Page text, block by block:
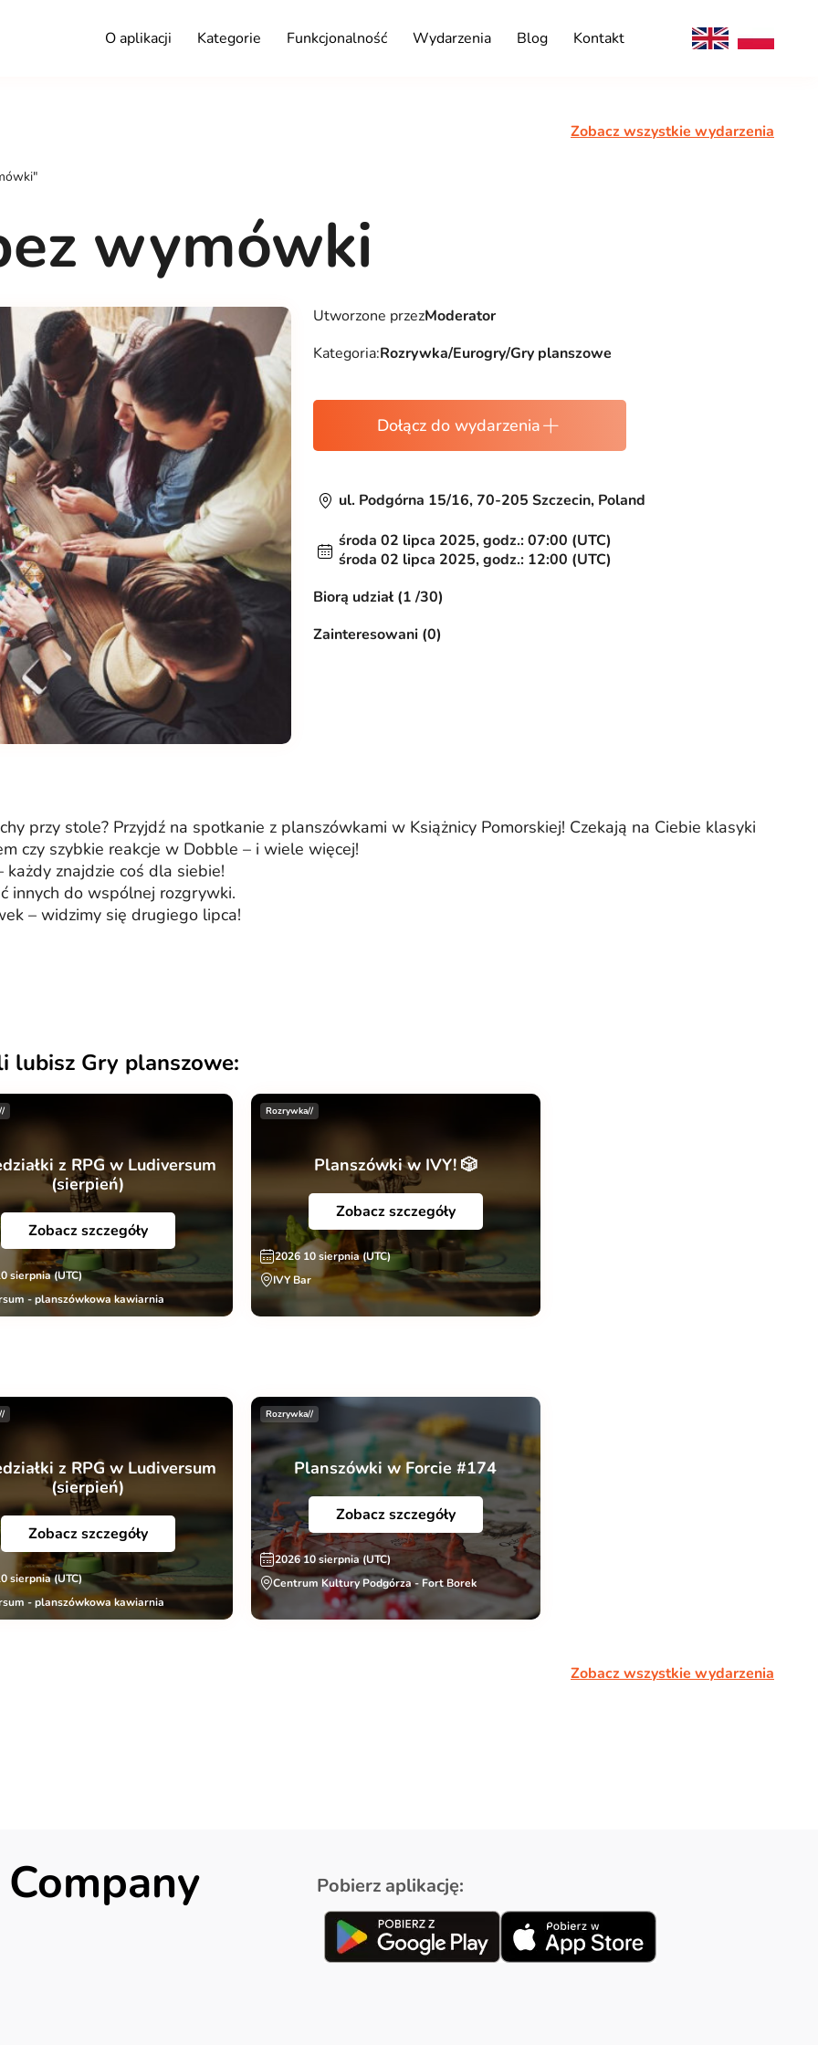
O aplikacji Kategorie Funkcjonalność Wydarzenia Blog Kontakt
Zobacz wszystkie wydarzenia
wymówki
Utworzone przezModerator
Kategoria:Rozrywka/Eurogry/Gry planszowe
Dołącz do wydarzenia
ul. Podgórna 15/16, 70-205 Szczecin, Poland
środa 02 lipca 2025, godz.: 07:00 (UTC)
środa 02 lipca 2025, godz.: 12:00 (UTC)
Biorą udział (1 /30)
Zainteresowani (0)
przy stole? Przyjdź na spotkanie z planszówkami w Książnicy Pomorskiej! Czekają na Ciebie klasyki
czy szybkie reakcje w Dobble – i wiele więcej!
każdy znajdzie coś dla siebie!
innych do wspólnej rozgrywki.
– widzimy się drugiego lipca!
lubisz Gry planszowe:
z RPG w Ludiversum
(sierpień)
Zobacz szczegóły
sierpnia (UTC)
- planszówkowa kawiarnia
Rozrywka//
Planszówki w IVY! 🎲
Zobacz szczegóły
2026 10 sierpnia (UTC)
IVY Bar
z RPG w Ludiversum
(sierpień)
Zobacz szczegóły
sierpnia (UTC)
- planszówkowa kawiarnia
Rozrywka//
Planszówki w Forcie #174
Zobacz szczegóły
2026 10 sierpnia (UTC)
Centrum Kultury Podgórza - Fort Borek
Zobacz wszystkie wydarzenia
Pobierz aplikację: